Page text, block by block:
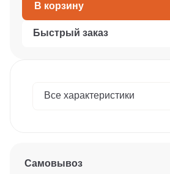
В корзину
Быстрый заказ
Все характеристики
Самовывоз